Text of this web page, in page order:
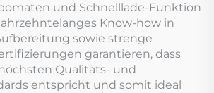
und Schnelllade-Funktion
Know-how in
sowie strenge
garantieren, dass
Qualitäts- und
entspricht und somit ideal